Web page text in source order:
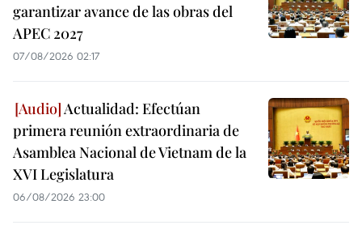
garantizar avance de las obras del
APEC 2027
07/08/2026 02:17
Actualidad: Efectúan
primera reunión extraordinaria de
Asamblea Nacional de Vietnam de la
XVI Legislatura
06/08/2026 23:00